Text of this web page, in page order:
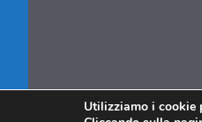
Utilizziamo i cookie